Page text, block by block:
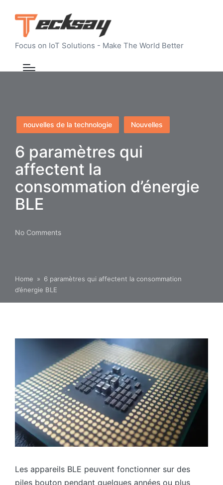
Focus on IoT Solutions - Make The World Better
Posted
in
nouvelles de la technologie Nouvelles
6 paramètres qui
affectent la
consommation d’énergie
BLE
No Comments
Home » 6 paramètres qui affectent la consommation
d’énergie BLE
Les appareils BLE peuvent fonctionner sur des
piles bouton pendant quelques années ou plus